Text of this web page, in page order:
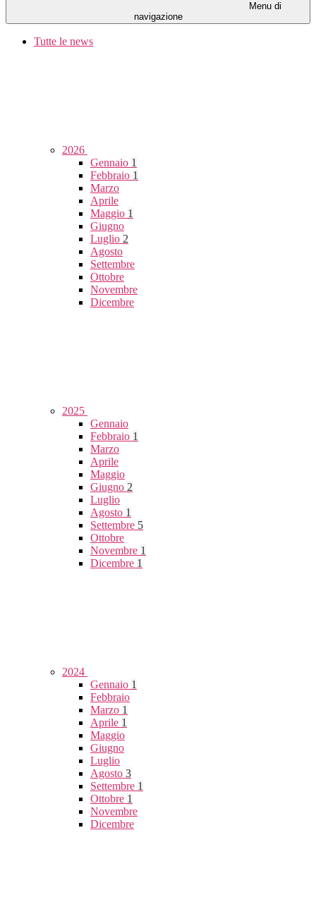
Menu di
navigazione
Tutte le news
2026
Gennaio 1
Febbraio 1
Marzo
Aprile
Maggio 1
Giugno
Luglio 2
Agosto
Settembre
Ottobre
Novembre
Dicembre
2025
Gennaio
Febbraio 1
Marzo
Aprile
Maggio
Giugno 2
Luglio
Agosto 1
Settembre 5
Ottobre
Novembre 1
Dicembre 1
2024
Gennaio 1
Febbraio
Marzo 1
Aprile 1
Maggio
Giugno
Luglio
Agosto 3
Settembre 1
Ottobre 1
Novembre
Dicembre